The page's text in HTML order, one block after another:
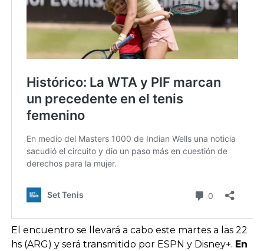
El encuentro se llevará a cabo este martes a las 22
hs (ARG) y será transmitido por ESPN y Disney+. En